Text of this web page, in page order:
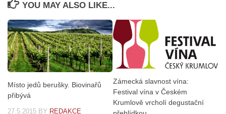
YOU MAY ALSO LIKE...
Místo jedů berušky. Biovinařů
přibývá
27.5.2015 BY REDAKCE
Zámecká slavnost vína:
Festival vína v Českém
Krumlově vrcholí degustační